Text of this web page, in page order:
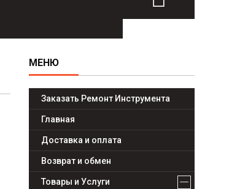
Заказать Ремонт Инструмента
Главная
Доставка и оплата
Возврат и обмен
Товары и Услуги